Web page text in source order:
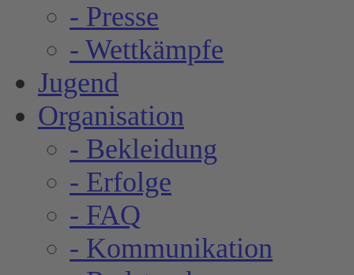
- Presse
- Wettkämpfe
Jugend
Organisation
- Bekleidung
- Erfolge
- FAQ
- Kommunikation